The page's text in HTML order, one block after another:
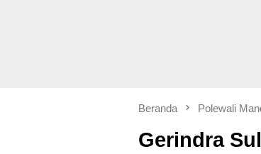
Beranda Polewali
Gerindra